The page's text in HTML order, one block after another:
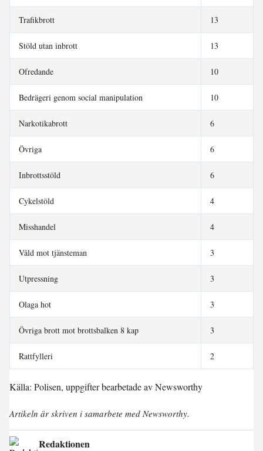
Trafikbrott 13
Stöld utan inbrott 13
Ofredande 10
Bedrägeri genom social manipulation 10
Narkotikabrott 6
Övriga 6
Inbrottsstöld 6
Cykelstöld 4
Misshandel 4
Våld mot tjänsteman 3
Utpressning 3
Olaga hot 3
Övriga brott mot brottsbalken 8 kap 3
Rattfylleri 2
Källa: Polisen, uppgifter bearbetade av Newsworthy
Artikeln är skriven i samarbete med Newsworthy.
Redaktionen